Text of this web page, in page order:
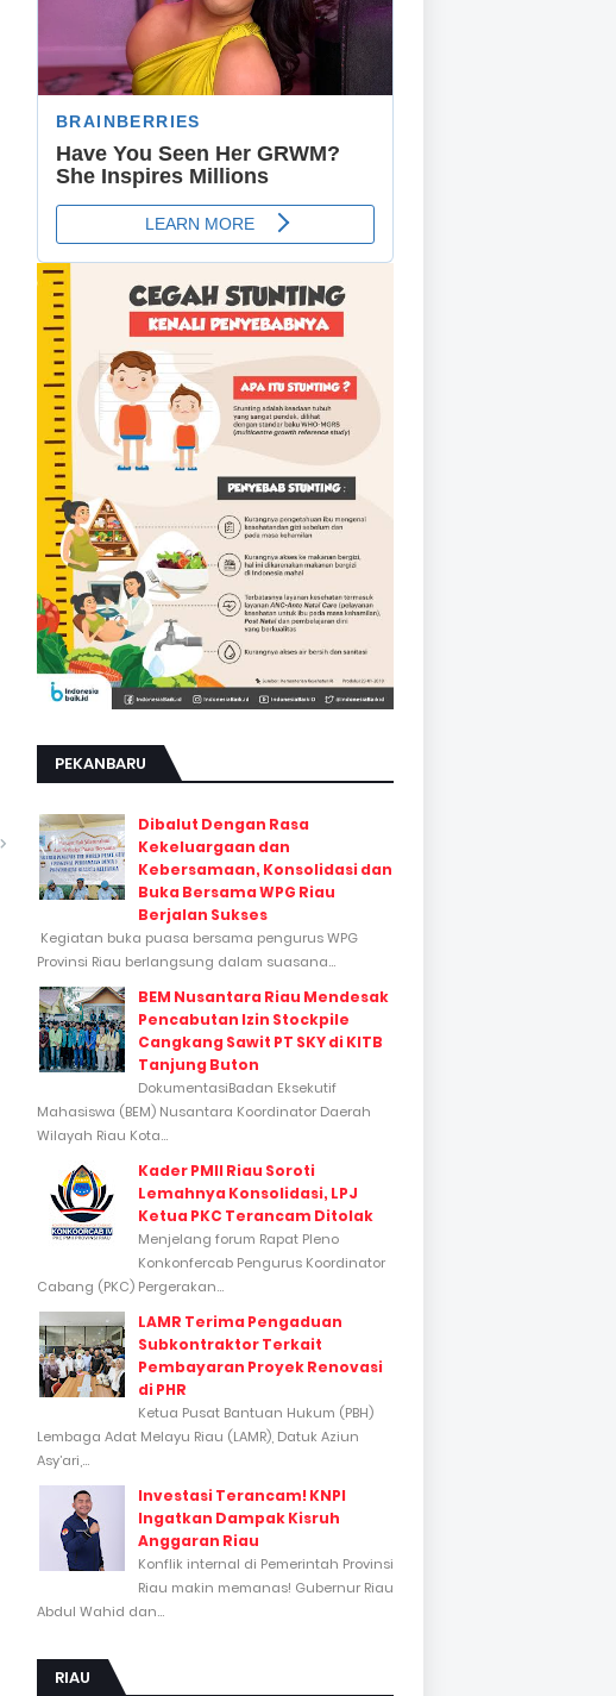
PEKANBARU
Dibalut Dengan Rasa
Kekeluargaan dan
Kebersamaan, Konsolidasi dan
Buka Bersama WPG Riau
Berjalan Sukses
Kegiatan buka puasa bersama pengurus WPG
Provinsi Riau berlangsung dalam suasana...
BEM Nusantara Riau Mendesak
Pencabutan Izin Stockpile
Cangkang Sawit PT SKY di KITB
Tanjung Buton
DokumentasiBadan Eksekutif
Mahasiswa (BEM) Nusantara Koordinator Daerah
Wilayah Riau Kota...
Kader PMII Riau Soroti
Lemahnya Konsolidasi, LPJ
Ketua PKC Terancam Ditolak
Menjelang forum Rapat Pleno
Konkonfercab Pengurus Koordinator
Cabang (PKC) Pergerakan...
LAMR Terima Pengaduan
Subkontraktor Terkait
Pembayaran Proyek Renovasi
di PHR
Ketua Pusat Bantuan Hukum (PBH)
Lembaga Adat Melayu Riau (LAMR), Datuk Aziun
Asy’ari,...
Investasi Terancam! KNPI
Ingatkan Dampak Kisruh
Anggaran Riau
Konflik internal di Pemerintah Provinsi
Riau makin memanas! Gubernur Riau
Abdul Wahid dan...
RIAU